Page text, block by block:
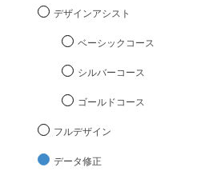
デザインアシスト
ベーシックコース
シルバーコース
ゴールドコース
フルデザイン
データ修正